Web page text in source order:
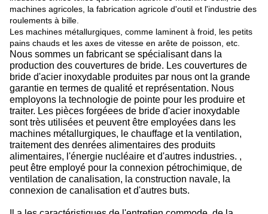
machines agricoles, la fabrication agricole d'outil et l'industrie des
roulements à bille.
Les machines métallurgiques, comme laminent à froid, les petits
pains chauds et les axes de vitesse en arête de poisson, etc.
Nous sommes un fabricant se spécialisant dans la
production des couvertures de bride. Les couvertures de
bride d'acier inoxydable produites par nous ont la grande
garantie en termes de qualité et représentation. Nous
employons la technologie de pointe pour les produire et
traiter. Les pièces forgéees de bride d'acier inoxydable
sont très utilisées et peuvent être employées dans les
machines métallurgiques, le chauffage et la ventilation,
traitement des denrées alimentaires des produits
alimentaires, l'énergie nucléaire et d'autres industries. ,
peut être employé pour la connexion pétrochimique, de
ventilation de canalisation, la construction navale, la
connexion de canalisation et d'autres buts.